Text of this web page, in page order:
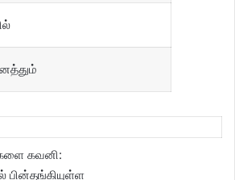
கவனி:
பின்தங்கியுள்ள